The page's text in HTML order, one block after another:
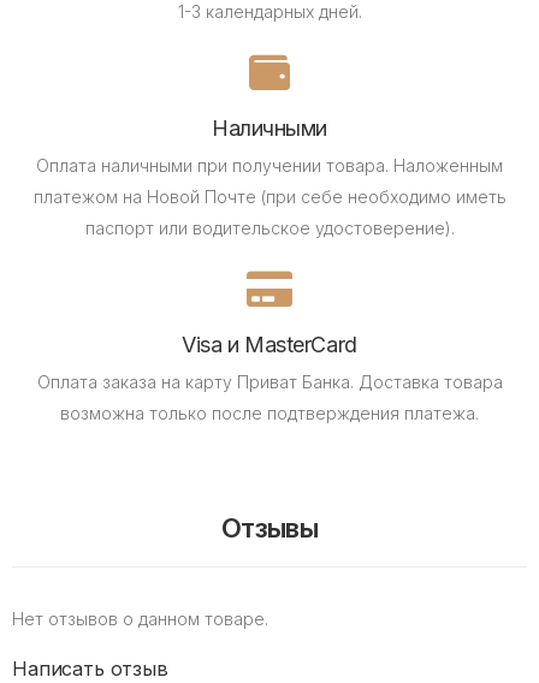
1-3 календарных дней.
Наличными
Оплата наличными при получении товара. Наложенным
платежом на Новой Почте (при себе необходимо иметь
паспорт или водительское удостоверение).
Visa и MasterCard
Оплата заказа на карту Приват Банка. Доставка товара
возможна только после подтверждения платежа.
Отзывы
Нет отзывов о данном товаре.
Написать отзыв